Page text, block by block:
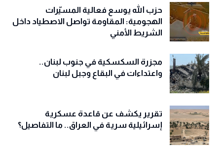
حزب الله يوسع فعالية المسيّرات
الهجومية: المقاومة تواصل الاصطياد داخل
الشريط الأمني
مجزرة السكسكية في جنوب لبنان..
واعتداءات في البقاع وجبل لبنان
تقرير يكشف عن قاعدة عسكرية
إسرائيلية سرية في العراق.. ما التفاصيل؟